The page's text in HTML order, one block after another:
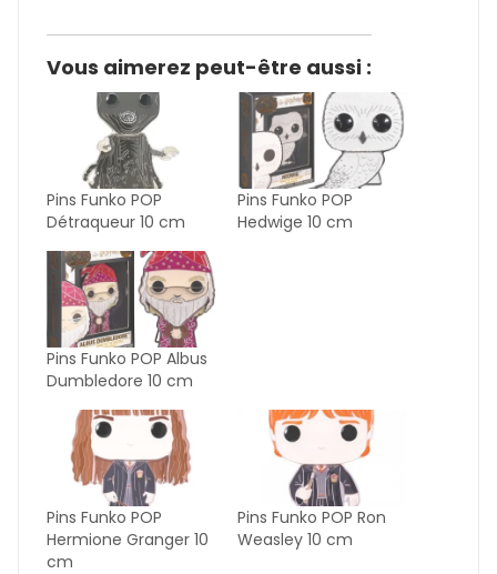
Vous aimerez peut-être aussi :
Pins Funko POP
Détraqueur 10 cm
Pins Funko POP
Hedwige 10 cm
Pins Funko POP Albus
Dumbledore 10 cm
Pins Funko POP
Hermione Granger 10
cm
Pins Funko POP Ron
Weasley 10 cm